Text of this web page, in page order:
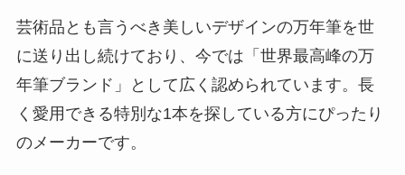
芸術品とも言うべき美しいデザインの万年筆を世
に送り出し続けており、今では 「世界最高峰の万
年筆ブランド」として広く認められています。長
く愛用できる特別な1本を探している方にぴったり
のメーカーです。